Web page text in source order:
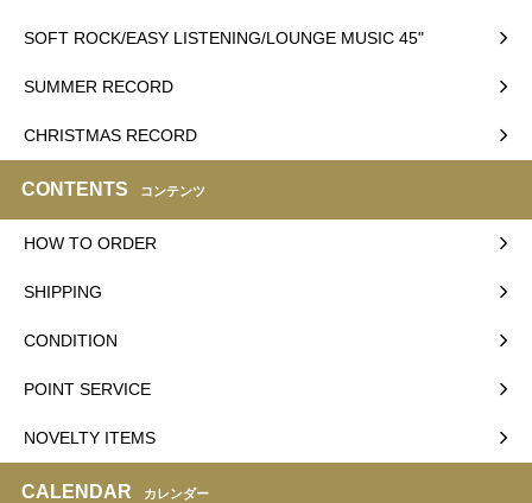
SOFT ROCK/EASY LISTENING/LOUNGE MUSIC 45"
SUMMER RECORD
CHRISTMAS RECORD
CONTENTS コンテンツ
HOW TO ORDER
SHIPPING
CONDITION
POINT SERVICE
NOVELTY ITEMS
CALENDAR カレンダー